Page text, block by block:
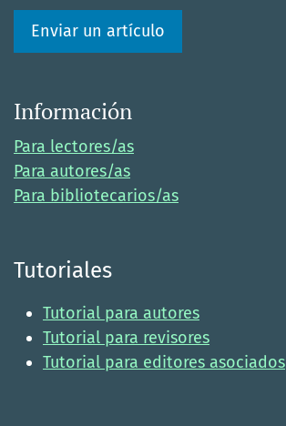
Enviar un artículo
Información
Para lectores/as
Para autores/as
Para bibliotecarios/as
Tutoriales
Tutorial para autores
Tutorial para revisores
Tutorial para editores asociados